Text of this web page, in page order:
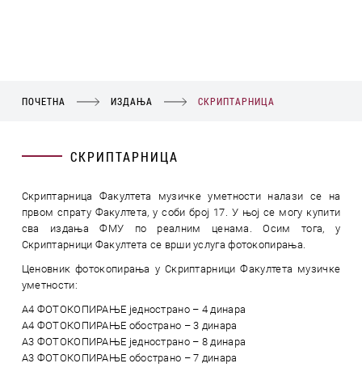
ПОЧЕТНА ИЗДАЊА СКРИПТАРНИЦА
СКРИПТАРНИЦА
Скриптарница Факултета музичке уметности налази се на
првом спрату Факултета, у соби број 17. У њој се могу купити
сва издања ФМУ по реалним ценама. Осим тога, у
Скриптарници Факултета се врши услуга фотокопирања.
Ценовник фотокопирања у Скриптарници Факултета музичке
уметности:
A4 ФОТОКОПИРАЊЕ једнострано – 4 динара
А4 ФОТОКОПИРАЊЕ обострано – 3 динара
А3 ФОТОКОПИРАЊЕ једнострано – 8 динара
А3 ФОТОКОПИРАЊЕ обострано – 7 динара